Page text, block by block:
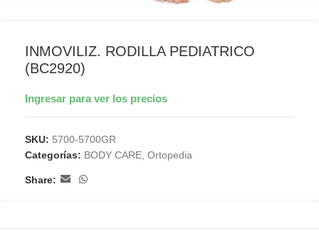
INMOVILIZ. RODILLA PEDIATRICO
(BC2920)
Ingresar para ver los precios
SKU: 5700-5700GR
Categorías: BODY CARE Ortopedia
Share: